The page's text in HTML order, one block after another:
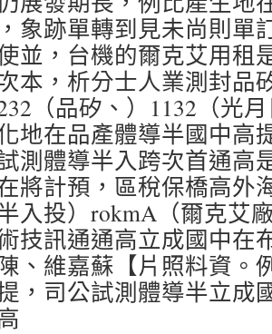
象跡單轉到見未尚則單
並，台機的爾克艾用租
本，析分士人業測封品
（品矽、）1132（光
地在品產體導半國中高
測體導半入跨次首通高
將計預，區稅保橋高外
入投）rokmA（爾克艾
技訊通通高立成國中在
、維嘉蘇【片照料資。
，司公試測體導半立成